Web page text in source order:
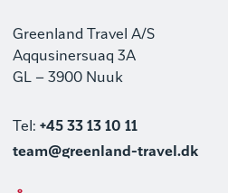
Greenland Travel A/S
Aqqusinersuaq 3A
GL – 3900 Nuuk
Tel: +45 33 13 10 11
team@greenland-travel.dk